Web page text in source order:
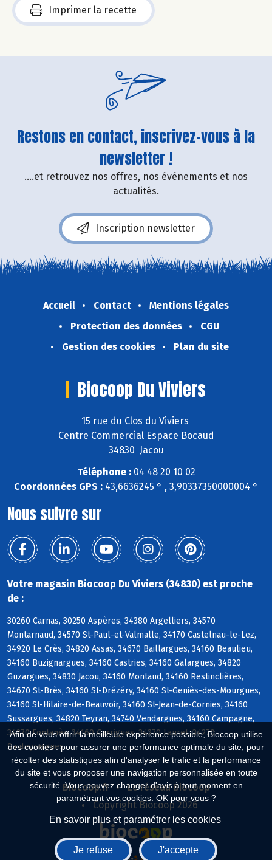
Afin de vous offrir la meilleure expérience possible, Biocoop utilise
des cookies : pour assurer une performance optimale du site, pour
récolter des statistiques afin d'analyser le trafic et la performance
du site et vous proposer une navigation personnalisée en toute
sécurité. Vous pouvez changer d'avis à tout moment en
paramétrant vos cookies. OK pour vous ?
En savoir plus et paramétrer les cookies
Je refuse J'accepte
Imprimer la recette
Restons en contact, inscrivez-vous à la
newsletter !
....et retrouvez nos offres, nos événements et nos
actualités.
Inscription newsletter
Accueil Contact
Mentions légales
Protection des données
CGU
Gestion des cookies
Plan du site
Biocoop Du Viviers
15 rue du Clos du Viviers
Centre Commercial Espace Bocaud
34830 Jacou
Téléphone :04 48 20 10 02
Coordonnées GPS : 43,6636245 ° , 3,90337350000004 °
Nous suivre sur
Votre magasin Biocoop Du Viviers (34830) est proche
de :
30260 Carnas, 30250 Aspères, 34380 Argelliers, 34570
Montarnaud, 34570 St-Paul-et-Valmalle, 34170 Castelnau-le-Lez,
34920 Le Crès, 34820 Assas, 34670 Baillargues, 34160 Beaulieu,
34160 Buzignargues, 34160 Castries, 34160 Galargues, 34820
Guzargues, 34830 Jacou, 34160 Montaud, 34160 Restinclières,
34670 St-Brès, 34160 St-Drézéry, 34160 St-Geniès-des-Mourgues,
34160 St-Hilaire-de-Beauvoir, 34160 St-Jean-de-Cornies, 34160
Sussargues, 34820 Teyran, 34740 Vendargues, 34160 Campagne,
34270 Fontanès, 34160 Garrigues, 34270 Lauret, 34270
Sauteyrargues
Biocoop.fr
Le réseau Biocoop
Copyright Biocoop 2026